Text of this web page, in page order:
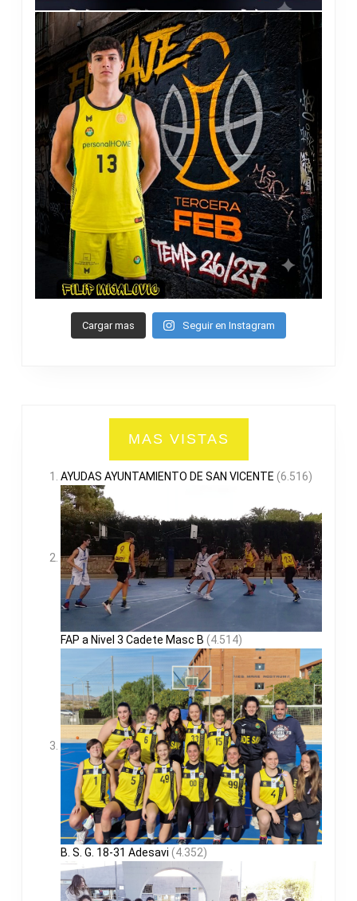
Cargar mas Seguir en Instagram
MAS VISTAS
AYUDAS AYUNTAMIENTO DE SAN VICENTE (6.516)
FAP a Nivel 3 Cadete Masc B (4.514)
B. S. G. 18-31 Adesavi (4.352)